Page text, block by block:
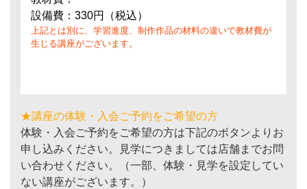
設備費：330円（税込）
上記とは別に、学習進度、制作作品の材料の違いで教材費が
生じる講座がございます。
★講座の体験・入会ご予約をご希望の方
体験・入会ご予約をご希望の方は下記のボタンよりお
申し込みください。見学につきましては店舗までお問
い合わせください。（一部、体験・見学を設定してい
ない講座がございます。）